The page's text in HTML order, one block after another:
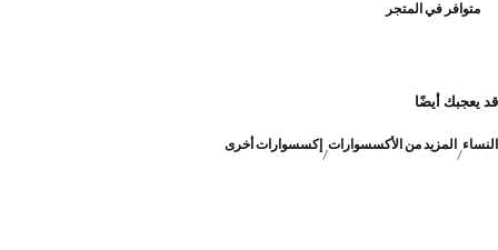
متوافر في المتجر
قد يعجبك أيضًا
النساء المزيد من الأكسسوارات إكسسوارات أخرى